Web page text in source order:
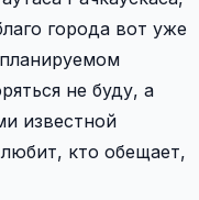
города вот уже
не буду, а
известной
кто обещает,